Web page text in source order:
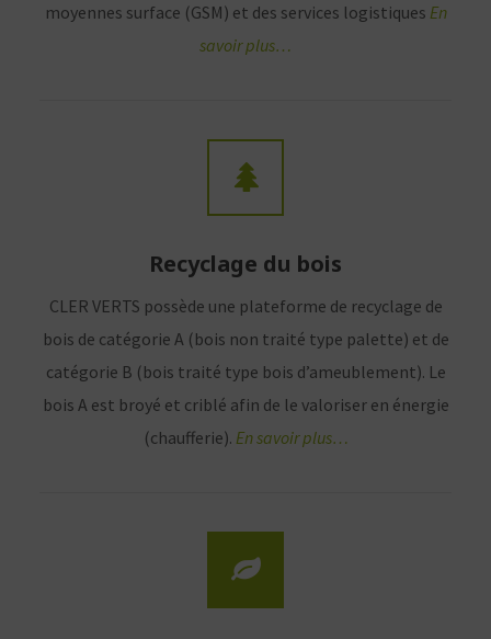
moyennes surface (GSM) et des services logistiques En
savoir plus…
Recyclage du bois
CLER VERTS possède une plateforme de recyclage de
bois de catégorie A (bois non traité type palette) et de
catégorie B (bois traité type bois d’ameublement). Le
bois A est broyé et criblé afin de le valoriser en énergie
(chaufferie). En savoir plus…